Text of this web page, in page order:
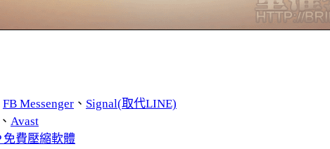
FB Messenger、 Signal(取代LINE)
Avast
免費壓縮軟體